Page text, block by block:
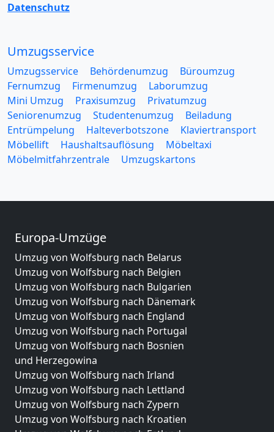
Datenschutz
Umzugsservice
Umzugsservice Behördenumzug
Büroumzug
Fernumzug
Firmenumzug
Laborumzug
Mini Umzug
Praxisumzug
Privatumzug
Seniorenumzug
Studentenumzug
Beiladung
Entrümpelung
Halteverbotszone
Klaviertransport
Möbellift
Haushaltsauflösung
Möbeltaxi
Möbelmitfahrzentrale
Umzugskartons
Europa-Umzüge
Umzug von Wolfsburg nach Belarus
Umzug von Wolfsburg nach Belgien
Umzug von Wolfsburg nach Bulgarien
Umzug von Wolfsburg nach Dänemark
Umzug von Wolfsburg nach England
Umzug von Wolfsburg nach Portugal
Umzug von Wolfsburg nach Bosnien
und Herzegowina
Umzug von Wolfsburg nach Irland
Umzug von Wolfsburg nach Lettland
Umzug von Wolfsburg nach Zypern
Umzug von Wolfsburg nach Kroatien